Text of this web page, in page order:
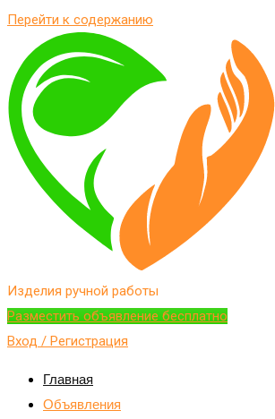
Перейти к содержанию
Изделия ручной работы
Разместить объявление бесплатно
Вход / Регистрация
Главная
Объявления